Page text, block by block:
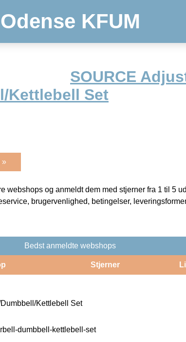
Odense KFUM
SOURCE
Kettlebell Set
»
webshops og anmeldt dem med stjerner fra 1 til 5
brugervenlighed, betingelser,
Bedst anmeldte webshops
Stjerner
Kettlebell Set
dumbbell-kettlebell-set